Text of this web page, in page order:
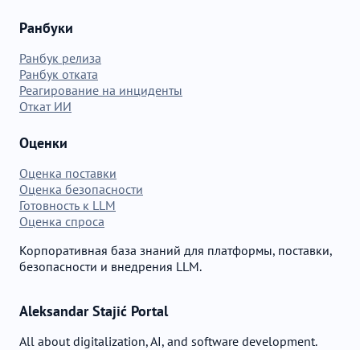
Ранбуки
Ранбук релиза
Ранбук отката
Реагирование на инциденты
Откат ИИ
Оценки
Оценка поставки
Оценка безопасности
Готовность к LLM
Оценка спроса
Корпоративная база знаний для платформы, поставки,
безопасности и внедрения LLM.
Aleksandar Stajić Portal
All about digitalization, AI, and software development.